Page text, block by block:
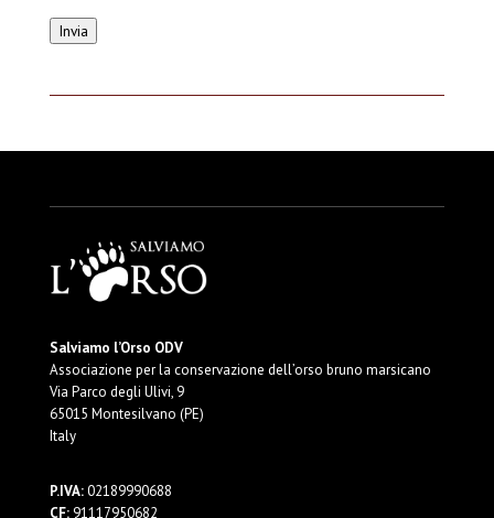
Invia
Salviamo l’Orso ODV
Associazione per la conservazione dell’orso bruno marsicano
Via Parco degli Ulivi, 9
65015 Montesilvano (PE)
Italy
P.IVA:02189990688
CF:91117950682